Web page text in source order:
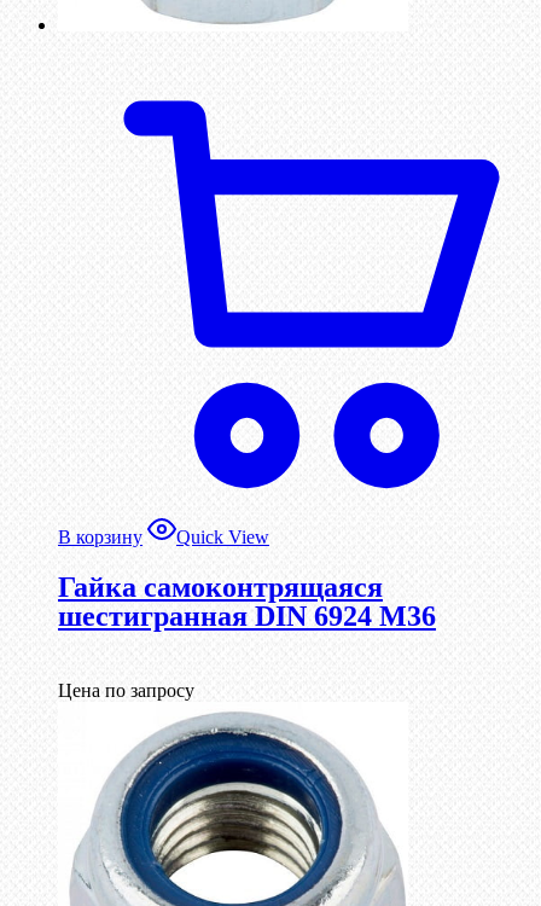
В корзину Quick View
Гайка самоконтрящаяся
шестигранная DIN 6924 М36
Цена по запросу